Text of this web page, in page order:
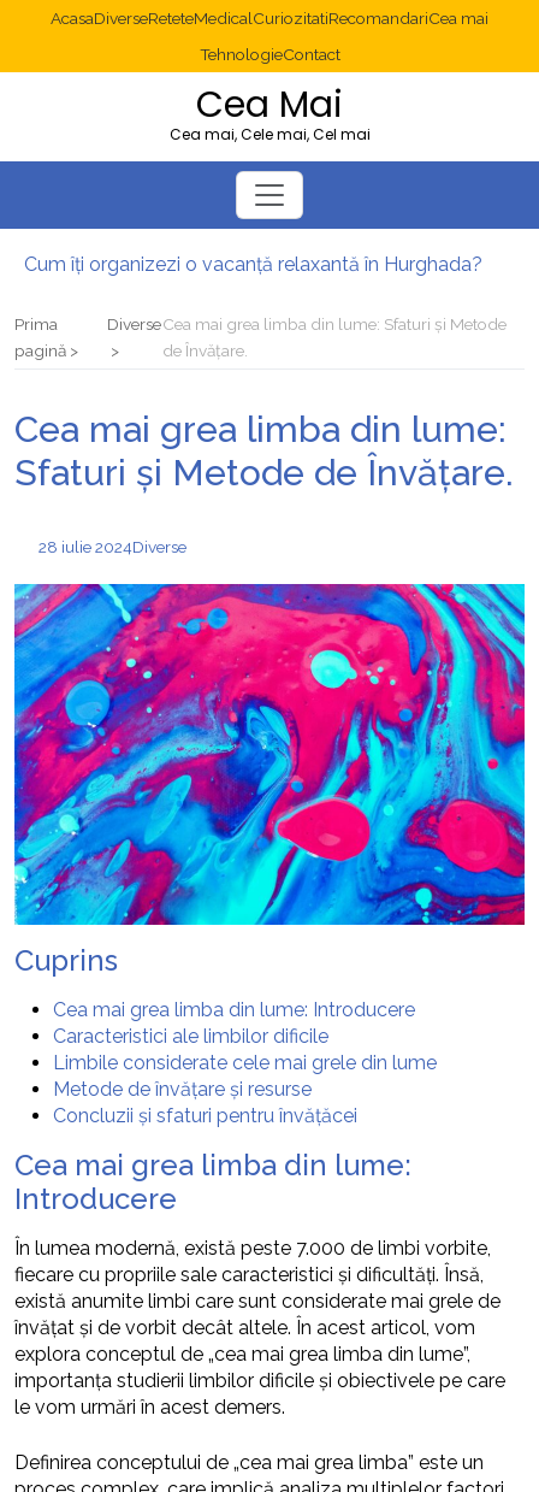
AcasaDiverseReteteMedicalCuriozitatiRecomandariCea mai
TehnologieContact
Cea Mai
Cea mai, Cele mai, Cel mai
Cum îți organizezi o vacanță relaxantă în Hurghada?
Multisite WordPress și Mastodon: cum gestionezi mai multe site-uri
Prima
pagină
DiverseCea mai grea limba din lume: Sfaturi și Metode
de Învățare.
Cea mai grea limba din lume:
Sfaturi și Metode de Învățare.
28 iulie 2024Diverse
Cuprins
Cea mai grea limba din lume: Introducere
Caracteristici ale limbilor dificile
Limbile considerate cele mai grele din lume
Metode de învățare și resurse
Concluzii și sfaturi pentru învățăcei
Cea mai grea limba din lume:
Introducere
În lumea modernă, există peste 7.000 de limbi vorbite,
fiecare cu propriile sale caracteristici și dificultăți. Însă,
există anumite limbi care sunt considerate mai grele de
învățat și de vorbit decât altele. În acest articol, vom
explora conceptul de „cea mai grea limba din lume”,
importanța studierii limbilor dificile și obiectivele pe care
le vom urmări în acest demers.
Definirea conceptului de „cea mai grea limba” este un